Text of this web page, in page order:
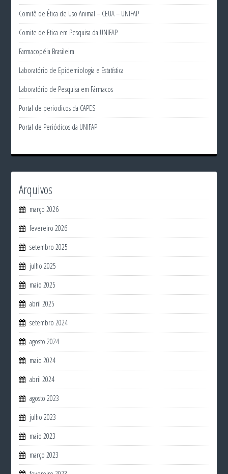
Comitê de Ética de Uso Animal – CEUA – UNIFAP
Comite de Etica em Pesquisa da UNIFAP
Farmacopéia Brasileira
Laboratório de Epidemiologia e Estatística
Laboratório de Pesquisa em Fármacos
Portal de periodicos da CAPES
Portal de Periódicos da UNIFAP
Arquivos
março 2026
fevereiro 2026
setembro 2025
julho 2025
maio 2025
abril 2025
setembro 2024
agosto 2024
maio 2024
abril 2024
agosto 2023
julho 2023
maio 2023
março 2023